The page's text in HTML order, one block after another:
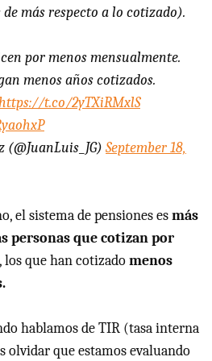
más respecto a lo cotizado).
por menos mensualmente.
menos años cotizados.
t.co/2yTXiRMxlS
September 18,
el sistema de pensiones esmás
personas que cotizan por
que han cotizadomenos
hablamos de TIR (tasa interna
olvidar que estamos evaluando